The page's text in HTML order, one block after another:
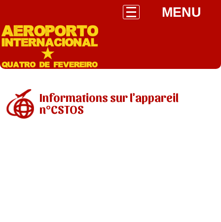
MENU
Informations sur l'appareil
n°CSTOS